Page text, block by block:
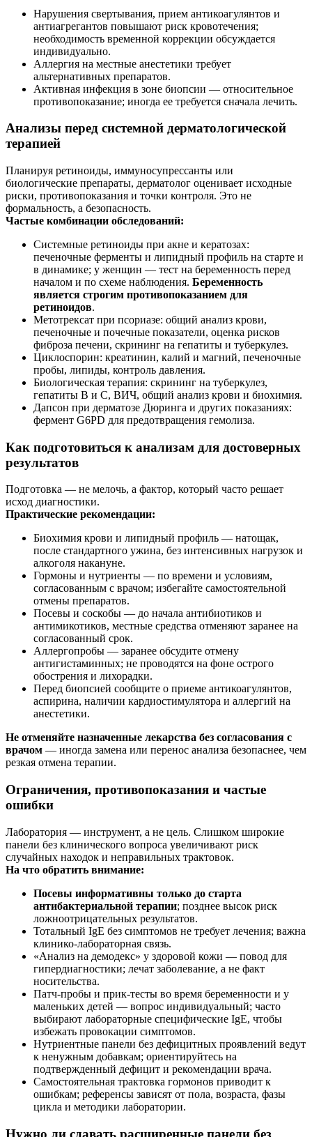
Нарушения свертывания, прием антикоагулянтов и
антиагрегантов повышают риск кровотечения;
необходимость временной коррекции обсуждается
индивидуально.
Аллергия на местные анестетики требует
альтернативных препаратов.
Активная инфекция в зоне биопсии — относительное
противопоказание; иногда ее требуется сначала лечить.
Анализы перед системной дерматологической
терапией
Планируя ретиноиды, иммуносупрессанты или
биологические препараты, дерматолог оценивает исходные
риски, противопоказания и точки контроля. Это не
формальность, а безопасность.
Частые комбинации обследований:
Системные ретиноиды при акне и кератозах:
печеночные ферменты и липидный профиль на старте и
в динамике; у женщин — тест на беременность перед
началом и по схеме наблюдения. Беременность
является строгим противопоказанием для
ретиноидов.
Метотрексат при псориазе: общий анализ крови,
печеночные и почечные показатели, оценка рисков
фиброза печени, скрининг на гепатиты и туберкулез.
Циклоспорин: креатинин, калий и магний, печеночные
пробы, липиды, контроль давления.
Биологическая терапия: скрининг на туберкулез,
гепатиты В и С, ВИЧ, общий анализ крови и биохимия.
Дапсон при дерматозе Дюринга и других показаниях:
фермент G6PD для предотвращения гемолиза.
Как подготовиться к анализам для достоверных
результатов
Подготовка — не мелочь, а фактор, который часто решает
исход диагностики.
Практические рекомендации:
Биохимия крови и липидный профиль — натощак,
после стандартного ужина, без интенсивных нагрузок и
алкоголя накануне.
Гормоны и нутриенты — по времени и условиям,
согласованным с врачом; избегайте самостоятельной
отмены препаратов.
Посевы и соскобы — до начала антибиотиков и
антимикотиков, местные средства отменяют заранее на
согласованный срок.
Аллергопробы — заранее обсудите отмену
антигистаминных; не проводятся на фоне острого
обострения и лихорадки.
Перед биопсией сообщите о приеме антикоагулянтов,
аспирина, наличии кардиостимулятора и аллергий на
анестетики.
Не отменяйте назначенные лекарства без согласования с
врачом — иногда замена или перенос анализа безопаснее, чем
резкая отмена терапии.
Ограничения, противопоказания и частые
ошибки
Лаборатория — инструмент, а не цель. Слишком широкие
панели без клинического вопроса увеличивают риск
случайных находок и неправильных трактовок.
На что обратить внимание:
Посевы информативны только до старта
антибактериальной терапии; позднее высок риск
ложноотрицательных результатов.
Тотальный IgE без симптомов не требует лечения; важна
клинико‑лабораторная связь.
«Анализ на демодекс» у здоровой кожи — повод для
гипердиагностики; лечат заболевание, а не факт
носительства.
Патч‑пробы и прик‑тесты во время беременности и у
маленьких детей — вопрос индивидуальный; часто
выбирают лабораторные специфические IgE, чтобы
избежать провокации симптомов.
Нутриентные панели без дефицитных проявлений ведут
к ненужным добавкам; ориентируйтесь на
подтвержденный дефицит и рекомендации врача.
Самостоятельная трактовка гормонов приводит к
ошибкам; референсы зависят от пола, возраста, фазы
цикла и методики лаборатории.
Нужно ли сдавать расширенные панели без